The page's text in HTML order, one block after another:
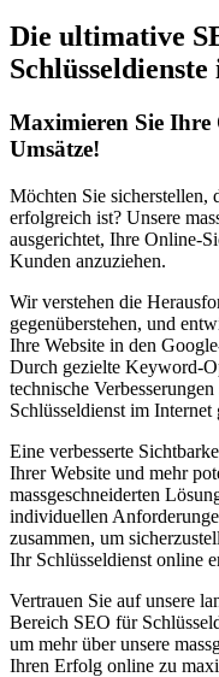
Die ultimative
Maximieren Sie
Umsätze!
Möchten Sie sicherstellen,
erfolgreich ist? Unsere
ausgerichtet, Ihre Online-
Kunden anzuziehen.
Wir verstehen die
gegenüberstehen, und
Ihre Website in den
Durch gezielte Keyword-
technische
Schlüsseldienst im
Eine verbesserte
Ihrer Website und mehr
massgeschneiderten
individuellen
zusammen, um
Ihr Schlüsseldienst online
Vertrauen Sie auf unsere
Bereich SEO für
um mehr über unsere
Ihren Erfolg online zu